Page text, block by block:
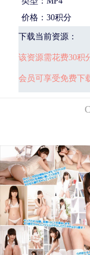
价格：30积分
下载当前资源：
该资源需花费30积
会员可享受免费下